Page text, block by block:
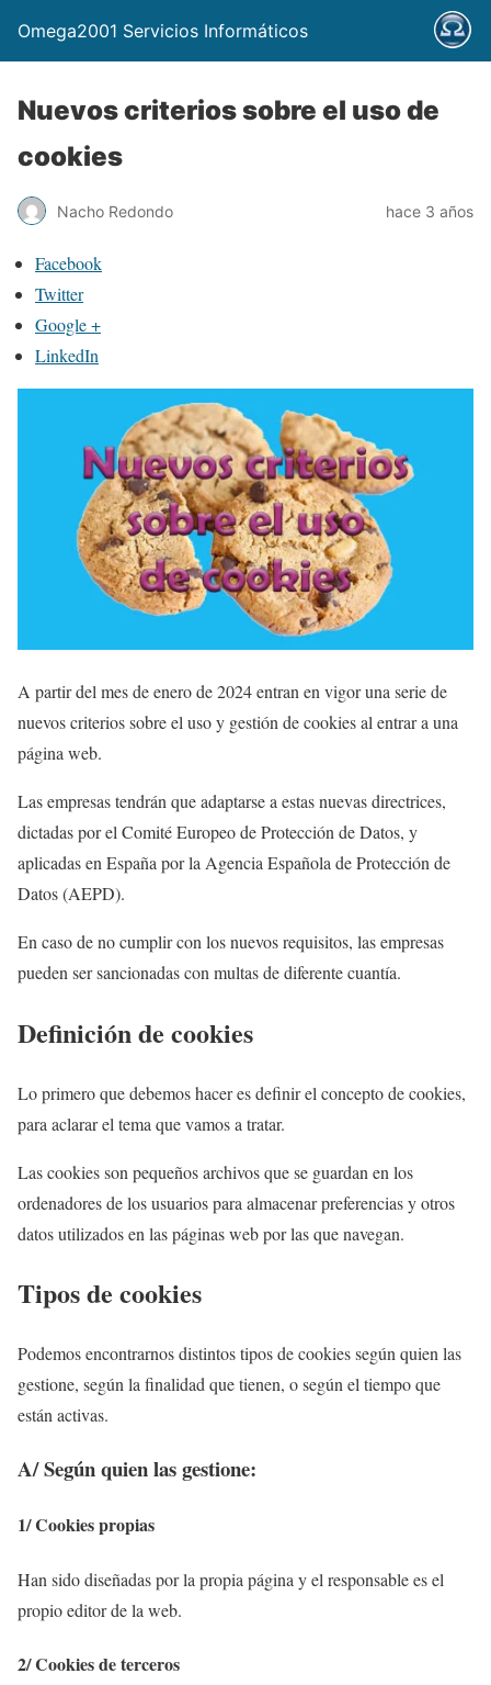
Omega2001 Servicios Informáticos
Nuevos criterios sobre el uso de
cookies
Nacho Redondo hace 3 años
Facebook
Twitter
Google +
LinkedIn
A partir del mes de enero de 2024 entran en vigor una serie de
nuevos criterios sobre el uso y gestión de cookies al entrar a una
página web.
Las empresas tendrán que adaptarse a estas nuevas directrices,
dictadas por el Comité Europeo de Protección de Datos, y
aplicadas en España por la Agencia Española de Protección de
Datos (AEPD).
En caso de no cumplir con los nuevos requisitos, las empresas
pueden ser sancionadas con multas de diferente cuantía.
Definición de cookies
Lo primero que debemos hacer es definir el concepto de cookies,
para aclarar el tema que vamos a tratar.
Las cookies son pequeños archivos que se guardan en los
ordenadores de los usuarios para almacenar preferencias y otros
datos utilizados en las páginas web por las que navegan.
Tipos de cookies
Podemos encontrarnos distintos tipos de cookies según quien las
gestione, según la finalidad que tienen, o según el tiempo que
están activas.
A/ Según quien las gestione:
1/ Cookies propias
Han sido diseñadas por la propia página y el responsable es el
propio editor de la web.
2/ Cookies de terceros